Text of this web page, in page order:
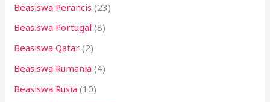
Beasiswa Perancis (23)
Beasiswa Portugal (8)
Beasiswa Qatar (2)
Beasiswa Rumania (4)
Beasiswa Rusia (10)